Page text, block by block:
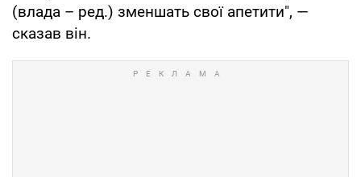
(влада – ред.) зменшать свої апетити", —
сказав він.